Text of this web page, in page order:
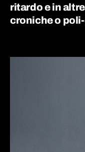
ritardo e in
croniche o